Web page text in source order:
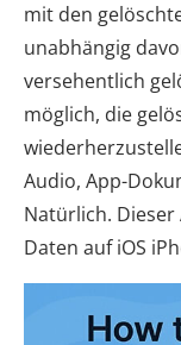
mit den
unabhängig
versehentlich
möglich, die
Audio, App-
Natürlich. Dieser
Daten auf iOS